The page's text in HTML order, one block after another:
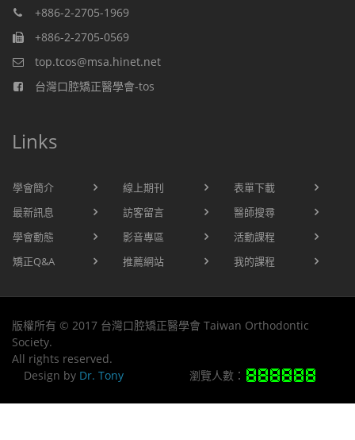
+886-2-2705-1969
+886-2-2705-0569
top.tcos@msa.hinet.net
台灣口腔矯正醫學會-tos
Links
學會簡介
最新訊息
學會動態
矯正Q&A
線上期刊
訪客留言
影音專區
推薦網站
表單下載
醫師搜尋
活動課程
我的課程
版權所有 © 2017 台灣口腔矯正醫學會 Taiwan Orthodontic
Society.
All rights reserved.
Design by Dr. Tony 瀏覽人數：